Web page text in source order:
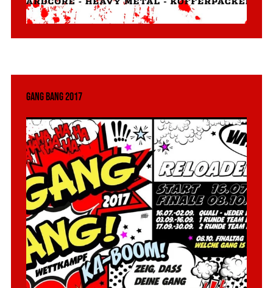
Gang Bang 2017